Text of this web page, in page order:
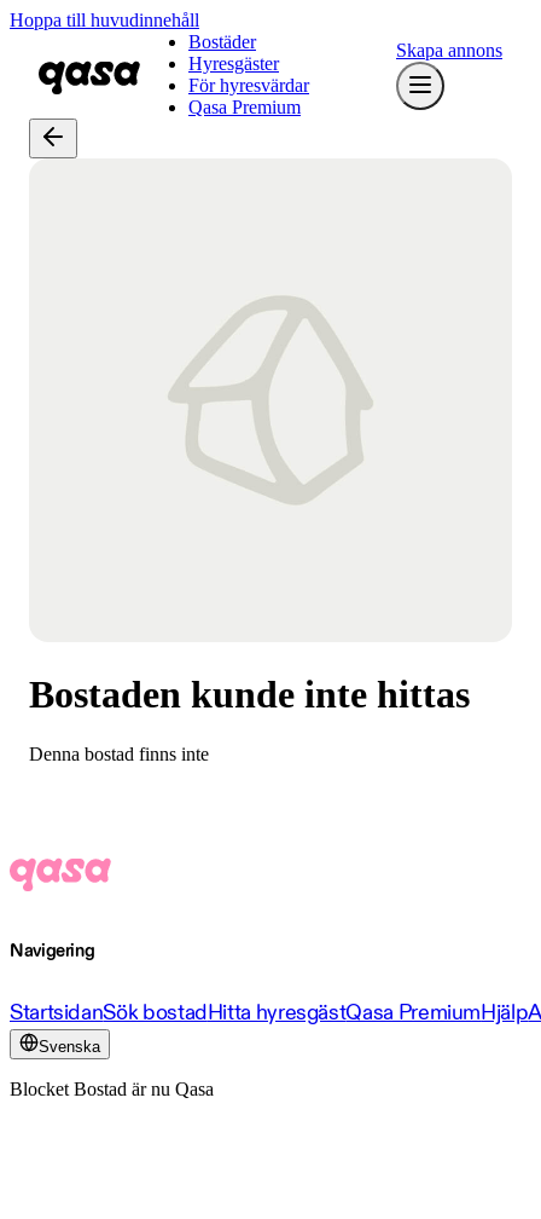
Hoppa till huvudinnehåll
Bostäder
Hyresgäster
För hyresvärdar
Qasa Premium
Skapa annons
Bostaden kunde inte hittas
Denna bostad finns inte
Navigering
StartsidanSök bostadHitta hyresgästQasa PremiumHjälp
Svenska
Blocket Bostad är nu Qasa